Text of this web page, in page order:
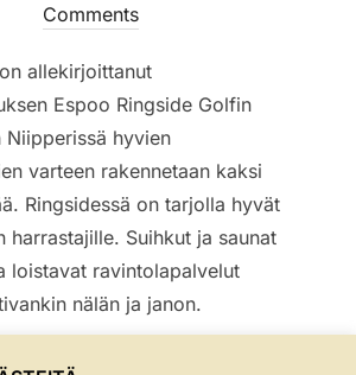
Comments
allekirjoittanut
Espoo Ringside Golfin
Niipperissä hyvien
varteen rakennetaan kaksi
Ringsidessä on tarjolla hyvät
harrastajille. Suihkut ja saunat
loistavat ravintolapalvelut
nälän ja janon.